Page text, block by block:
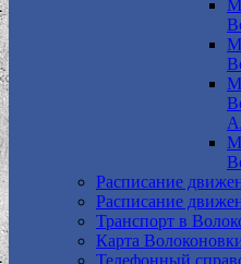
Расписание
Расписание
Транспорт в
Карта
Телефонный